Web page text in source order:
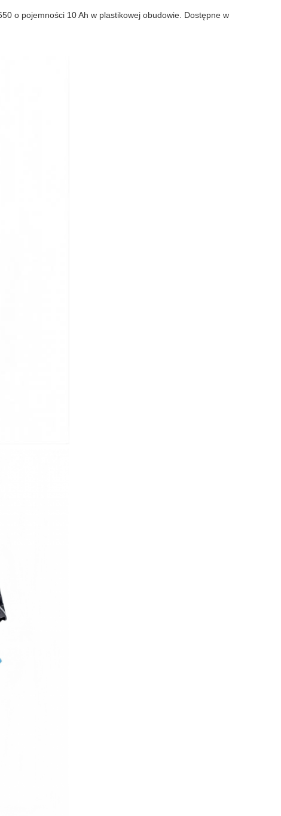
o pojemności 10 Ah w plastikowej obudowie. Dostępne w